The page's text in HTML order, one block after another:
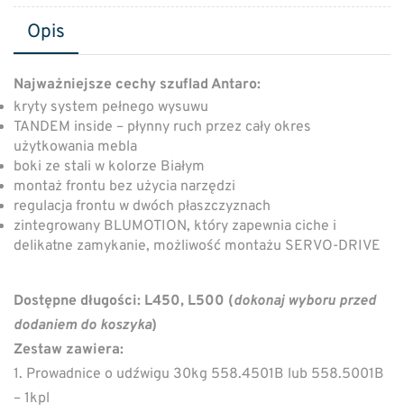
Opis
Najważniejsze cechy szuflad Antaro:
kryty system pełnego wysuwu
TANDEM inside – płynny ruch przez cały okres
użytkowania mebla
boki ze stali w kolorze Białym
montaż frontu bez użycia narzędzi
regulacja frontu w dwóch płaszczyznach
zintegrowany BLUMOTION, który zapewnia ciche i
delikatne zamykanie, możliwość montażu SERVO-DRIVE
Dostępne długości: L450, L500 (dokonaj wyboru przed
dodaniem do koszyka)
Zestaw zawiera:
1. Prowadnice o udźwigu 30kg 558.4501B lub 558.5001B
– 1kpl